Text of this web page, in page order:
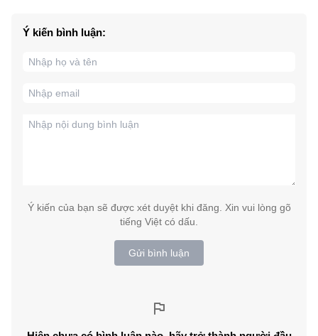
Ý kiến bình luận:
Ý kiến của bạn sẽ được xét duyệt khi đăng. Xin vui lòng gõ
tiếng Việt có dấu.
Gửi bình luận